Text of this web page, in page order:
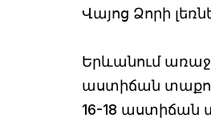
Վայոց Ձորի
Երևանում
աստիճան
16-18 աստիճան